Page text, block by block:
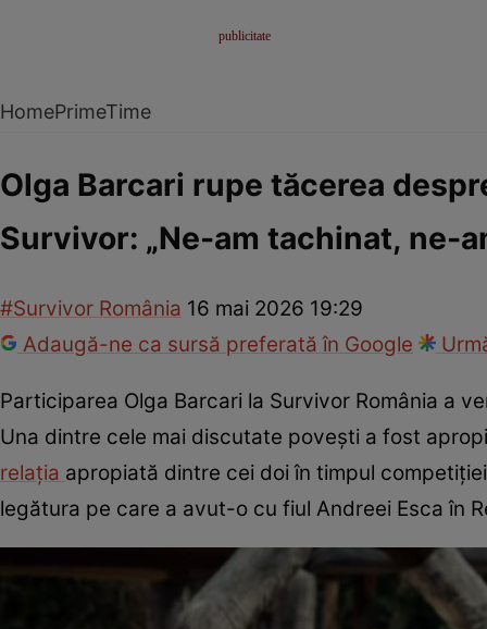
HomePrimeTime
Olga Barcari rupe tăcerea
Survivor: „Ne-am tachinat, ne-
#Survivor România 16 mai 2026 19:29
Adaugă-ne ca sursă preferată în Google
Participarea Olga Barcari la Survivor România a
Una dintre cele mai discutate povești a fost
relația apropiată dintre cei doi în timpul
legătura pe care a avut-o cu fiul Andreei Esca în